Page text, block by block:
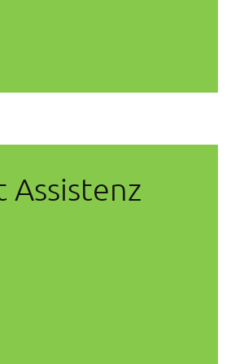
Assistenz